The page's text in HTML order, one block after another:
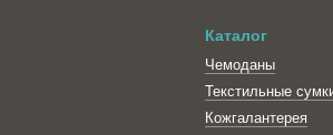
Каталог
Чемоданы
Текстильные
Кожгалантерея